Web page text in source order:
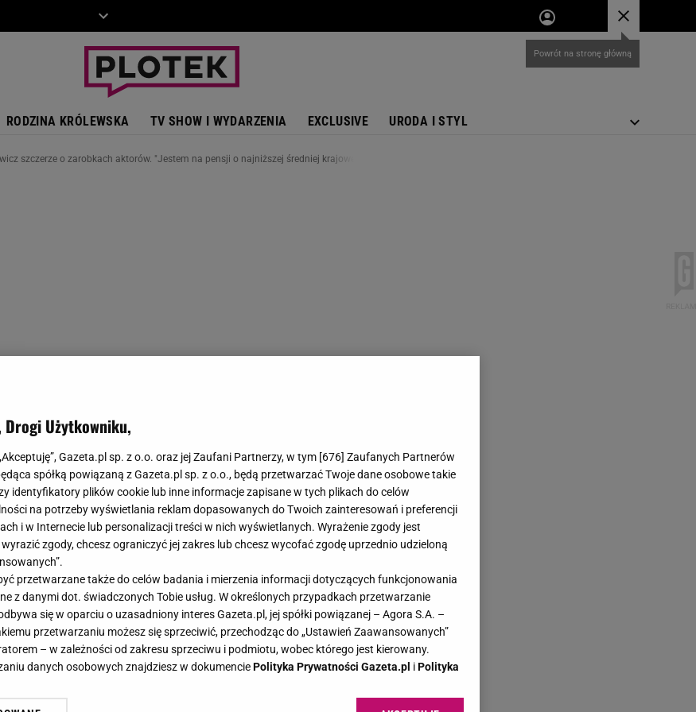
Powrót na stronę główną
RODZINA KRÓLEWSKA TV SHOW I WYDARZENIA EXCLUSIVE URODA I STYL
szczerze o zarobkach aktorów. "Jestem na pensji o najniższej średniej krajowej" [PLOTEK EXCLUSIVE]
o zarobkach aktorów.
Użytkowniku,
Gazeta.pl sp. z o.o. oraz jej Zaufani Partnerzy, w tym [676] Zaufanych Partnerów
spółką powiązaną z Gazeta.pl sp. z o.o., będą przetwarzać Twoje dane osobowe takie
identyfikatory plików cookie lub inne informacje zapisane w tych plikach do celów
na potrzeby wyświetlania reklam dopasowanych do Twoich zainteresowań i preferencji
i w Internecie lub personalizacji treści w nich wyświetlanych. Wyrażenie zgody jest
zgody, chcesz ograniczyć jej zakres lub chcesz wycofać zgodę uprzednio udzieloną
przetwarzane także do celów badania i mierzenia informacji dotyczących funkcjonowania
z danymi dot. świadczonych Tobie usług. W określonych przypadkach przetwarzanie
się w oparciu o uzasadniony interes Gazeta.pl, jej spółki powiązanej – Agora S.A. –
przetwarzaniu możesz się sprzeciwić, przechodząc do „Ustawień Zaawansowanych”
– w zależności od zakresu sprzeciwu i podmiotu, wobec którego jest kierowany.
danych osobowych znajdziesz w dokumenciePolityka Prywatności Gazeta.pl iPolityka